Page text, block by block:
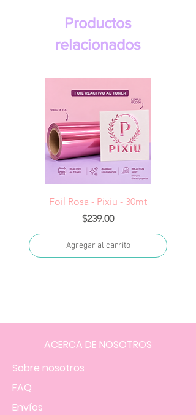
Productos
relacionados
Foil Rosa - Pixiu - 30mt
Precio
$239.00
Agregar al carrito
ACERCA DE NOSOTROS
Sobre nosotros
FAQ
Envíos